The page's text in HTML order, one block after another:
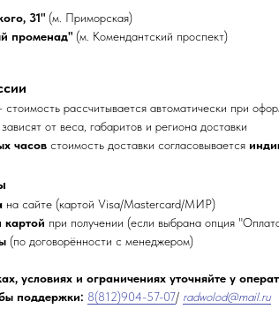
31" (м. Приморская)
променад" (м. Комендантский проспект)
стоимость рассчитывается автоматически при
от веса, габаритов и региона доставки
часов стоимость доставки согласовывается
на сайте (картой Visa/Mastercard/МИР)
при получении (если выбрана опция
(по договорённости с менеджером)
условиях и ограничениях уточняйте у
поддержки: 8(812)904-57-07/ radwolod@mail.ru